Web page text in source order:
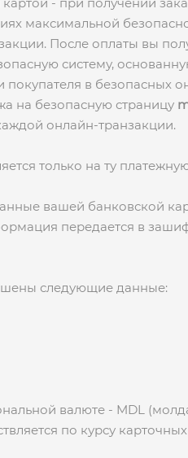
максимальной
После оплаты вы
систему,
в безопасных
на безопасную страницу
онлайн-транзакции.
только на ту
вашей банковской
передается в
следующие данные:
валюте - MDL
по курсу